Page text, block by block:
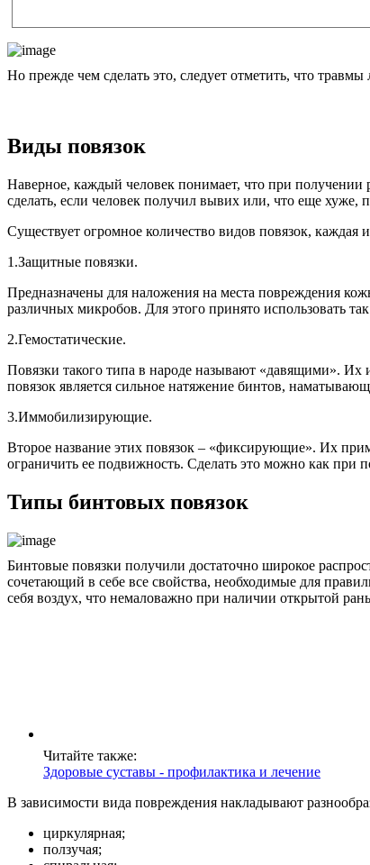
Но прежде чем сделать это, следует отметить, что
Виды повязок
Наверное, каждый человек понимает, что при получении
сделать, если человек получил вывих или, что еще хуже,
Существует огромное количество видов повязок,
1.Защитные повязки.
Предназначены для наложения на места повреждения
различных микробов. Для этого принято использовать
2.Гемостатические.
Повязки такого типа в народе называют «давящими». Их
повязок является сильное натяжение бинтов,
3.Иммобилизирующие.
Второе название этих повязок – «фиксирующие». Их
ограничить ее подвижность. Сделать это можно как при
Типы бинтовых повязок
Бинтовые повязки получили достаточно широкое
сочетающий в себе все свойства, необходимые для
себя воздух, что немаловажно при наличии открытой
Читайте также:
Здоровые суставы - профилактика и лечение
В зависимости вида повреждения накладывают
циркулярная;
ползучая;